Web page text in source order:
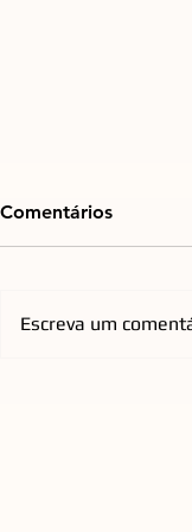
Comentários
Escreva um